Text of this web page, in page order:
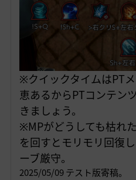
※クイックタイムはPT
恵あるからPTコンテン
きましょう。
※MPがどうしても枯れ
を回すとモリモリ回復
ーブ厳守。
2025/05/09 テスト版寄稿。